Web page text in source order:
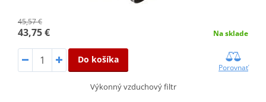
45,57 €
43,75 € Na sklade
Do košíka
Porovnať
Výkonný vzduchový filtr